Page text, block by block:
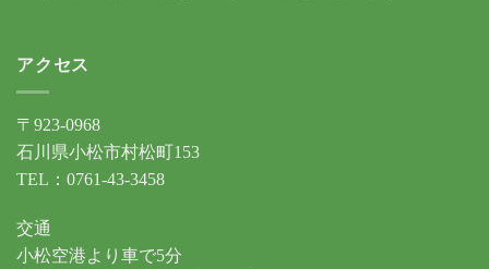
アクセス
〒923-0968
石川県小松市村松町153
TEL：0761-43-3458
交通
小松空港より車で5分